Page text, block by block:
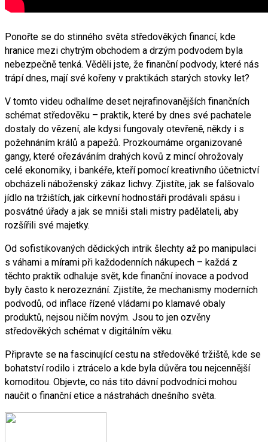
Ponořte se do stinného světa středověkých financí, kde
hranice mezi chytrým obchodem a drzým podvodem byla
nebezpečně tenká. Věděli jste, že finanční podvody, které nás
trápí dnes, mají své kořeny v praktikách starých stovky let?
V tomto videu odhalíme deset nejrafinovanějších finančních
schémat středověku – praktik, které by dnes své pachatele
dostaly do vězení, ale kdysi fungovaly otevřeně, někdy i s
požehnáním králů a papežů. Prozkoumáme organizované
gangy, které ořezáváním drahých kovů z mincí ohrožovaly
celé ekonomiky, i bankéře, kteří pomocí kreativního účetnictví
obcházeli náboženský zákaz lichvy. Zjistíte, jak se falšovalo
jídlo na tržištích, jak církevní hodnostáři prodávali spásu i
posvátné úřady a jak se mniši stali mistry padělateli, aby
rozšířili své majetky.
Od sofistikovaných dědických intrik šlechty až po manipulaci
s váhami a mírami při každodenních nákupech – každá z
těchto praktik odhaluje svět, kde finanční inovace a podvod
byly často k nerozeznání. Zjistíte, že mechanismy moderních
podvodů, od inflace řízené vládami po klamavé obaly
produktů, nejsou ničím novým. Jsou to jen ozvěny
středověkých schémat v digitálním věku.
Připravte se na fascinující cestu na středověké tržiště, kde se
bohatství rodilo i ztrácelo a kde byla důvěra tou nejcennější
komoditou. Objevte, co nás tito dávní podvodníci mohou
naučit o finanční etice a nástrahách dnešního světa.